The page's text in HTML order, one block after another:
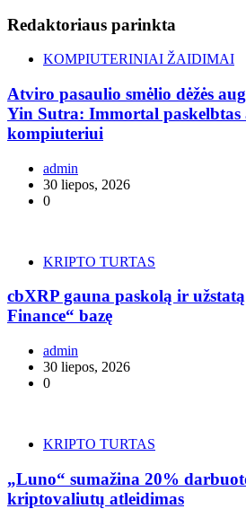
Redaktoriaus parinkta
KOMPIUTERINIAI ŽAIDIMAI
Atviro pasaulio smėlio dėžės
Yin Sutra: Immortal paskelbtas
kompiuteriui
admin
30 liepos, 2026
0
KRIPTO TURTAS
cbXRP gauna paskolą ir
Finance“ bazę
admin
30 liepos, 2026
0
KRIPTO TURTAS
„Luno“ sumažina 20%
kriptovaliutų atleidimas